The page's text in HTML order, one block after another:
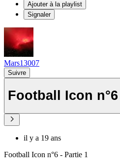
Ajouter à la playlist
Signaler
Mars13007
Suivre
Football Icon
il y a 19 ans
Football Icon n°6 - Partie 1